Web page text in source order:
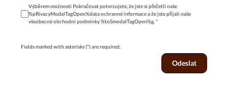
Výběrem možnosti Pokračovat potvrzujete, že jste si přečetli naše
%pRivacyModalTagOpen%data ochranné informace a že jste přijali naše
všeobecné obchodní podmínky %toSmodalTagOpen%g. *
Fields marked with asterisks (*) are required.
Odeslat